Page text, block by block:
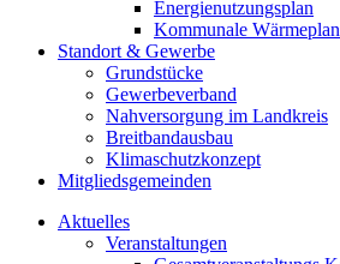
Energienutzungsplan
Kommunale
Standort & Gewerbe
Grundstücke
Gewerbeverband
Nahversorgung im Landkreis
Breitbandausbau
Klimaschutzkonzept
Mitgliedsgemeinden
Aktuelles
Veranstaltungen